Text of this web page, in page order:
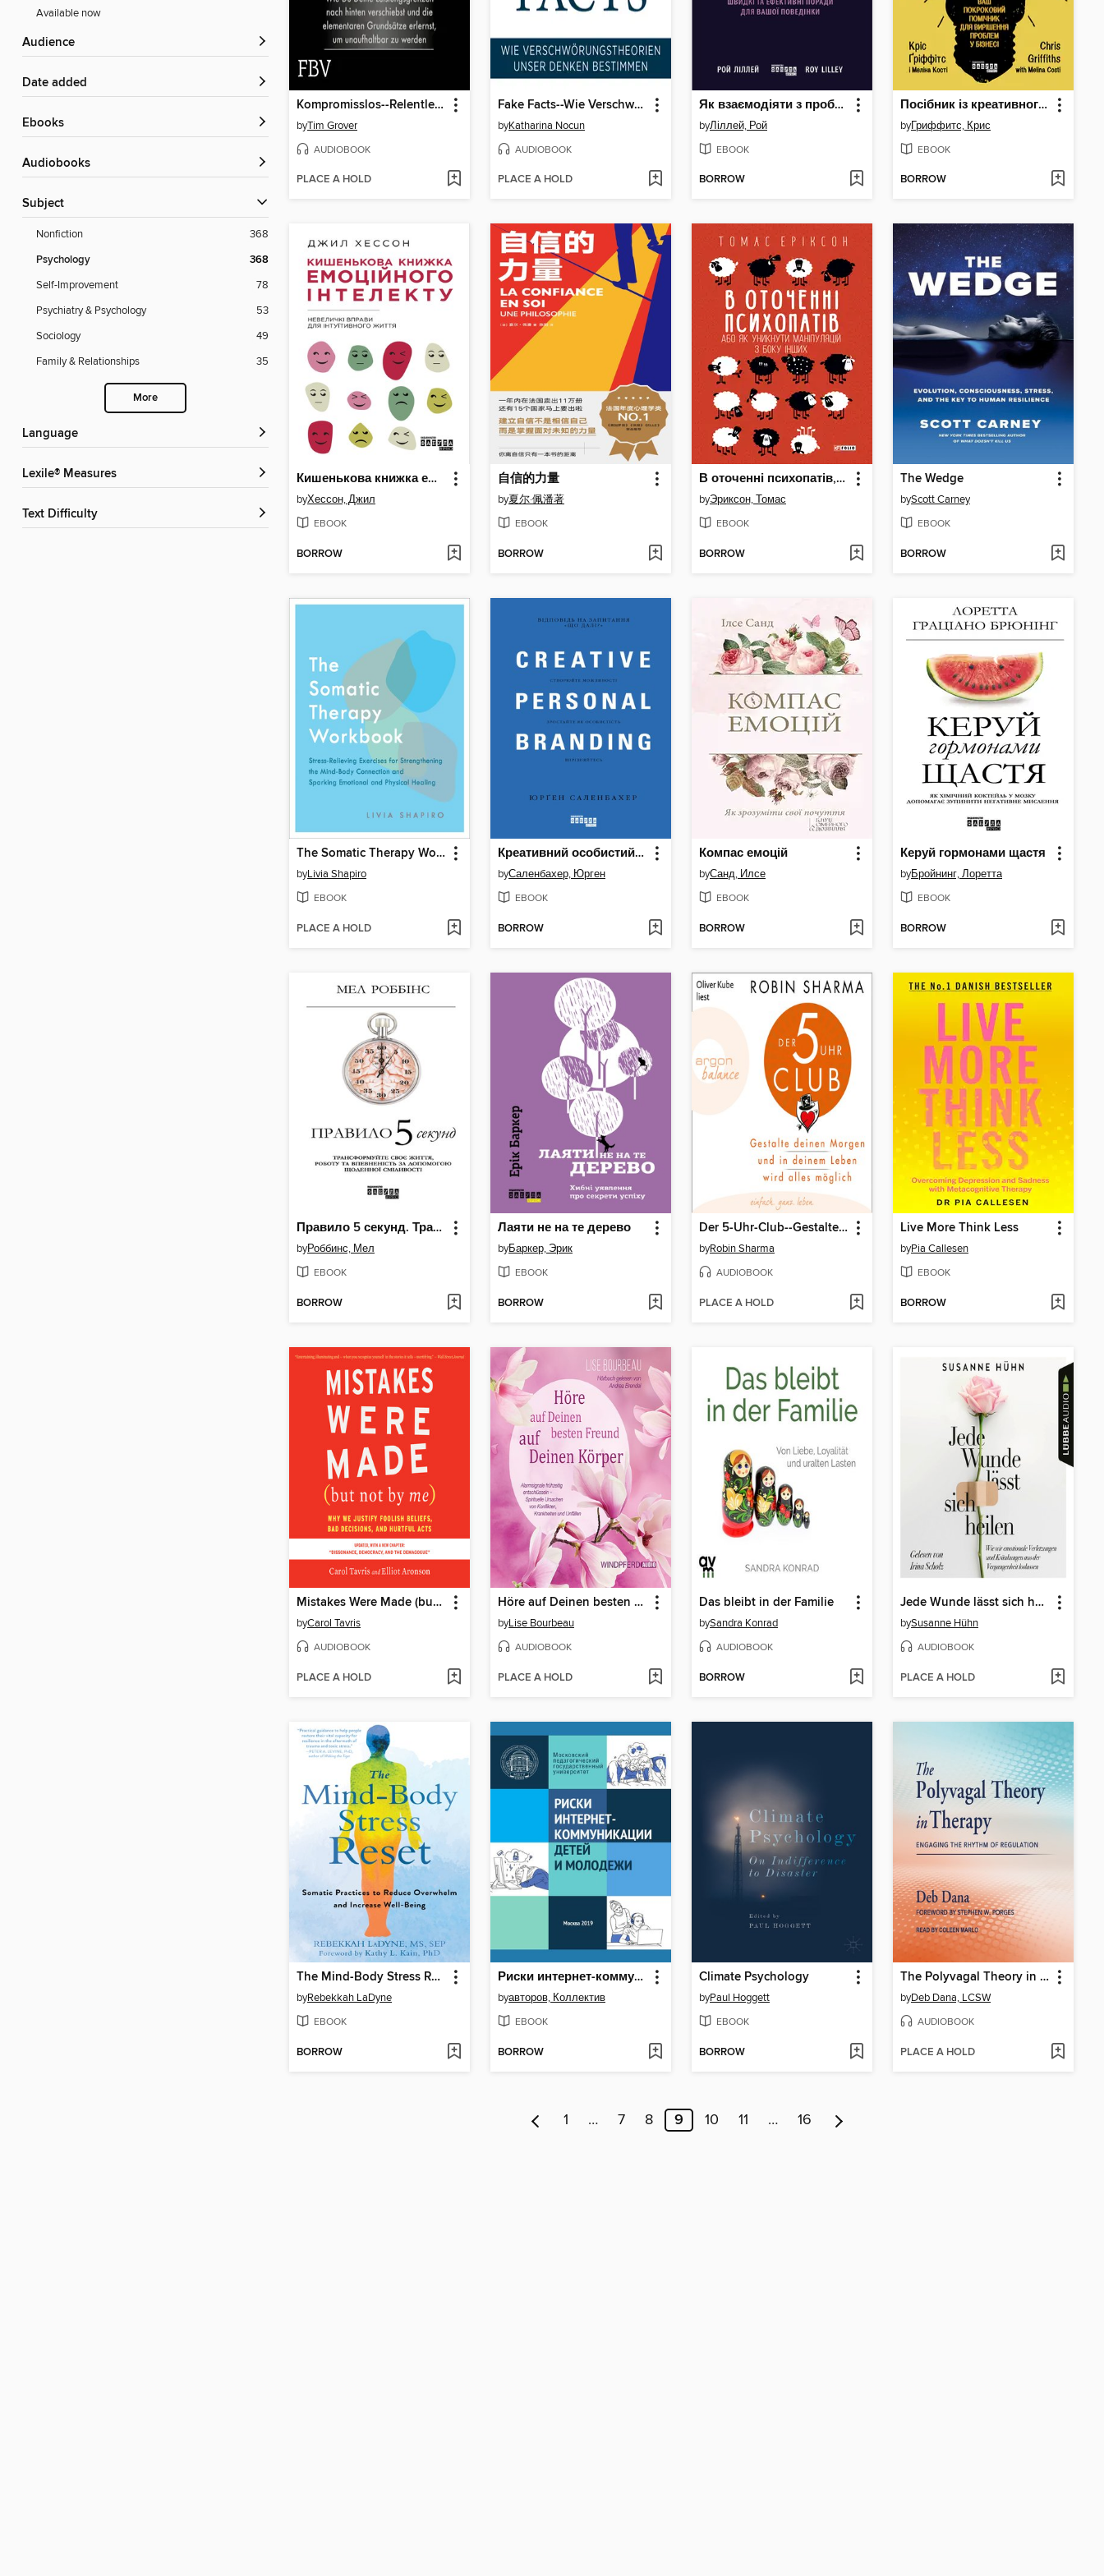
Available now
Audience
Date added
ebooks
Audiobooks
Subject
Nonfiction 368
Psychology 368
Self-Improvement
78
Psychiatry & Psychology
53
Sociology
49
Family & Relationships
35
More
Language
Lexile® Measures
Text Difficulty
Kompromisslos--Relentless
byTim Grover
AUDIOBOOK
PLACE A HOLD
Fake Facts--Wie Verschwörungstheorien unser Denken bestimmen
byKatharina Nocun
AUDIOBOOK
PLACE A HOLD
Як взаємодіяти з проблемними людьми
byЛіллей, Рой
EBOOK
BORROW
Посібник із креативного мислення
byГриффитс, Крис
EBOOK
BORROW
Кишенькова книжка емоційного інтелекту
byХессон, Джил
EBOOK
BORROW
自信的力量
by夏尔·佩潘著
EBOOK
BORROW
В оточенні психопатів, або Як уникнути маніпуляцій з боку інших
byЭриксон, Томас
EBOOK
BORROW
The Wedge
byScott Carney
EBOOK
BORROW
The Somatic Therapy Workbook
byLivia Shapiro
EBOOK
PLACE A HOLD
Креативний особистий брендинг
byСаленбахер, Юрген
EBOOK
BORROW
Компас емоцій
byСанд, Илсе
EBOOK
BORROW
Керуй гормонами щастя
byБройнинг, Лоретта
EBOOK
BORROW
Правило 5 секунд. Трансформуйте своє життя, роботу та впевненість за допомогою щоденної сміливості
byРоббинс, Мел
EBOOK
BORROW
Лаяти не на те дерево
byБаркер, Эрик
EBOOK
BORROW
Der 5-Uhr-Club--Gestalte deinen Morgen und in deinem Leben wird alles möglich (Ungekürzte Lesung)
byRobin Sharma
AUDIOBOOK
PLACE A HOLD
Live More Think Less
byPia Callesen
EBOOK
BORROW
Mistakes Were Made (but Not by Me)
byCarol Tavris
AUDIOBOOK
PLACE A HOLD
Höre auf Deinen besten Freund, auf Deinen Körper
byLise Bourbeau
AUDIOBOOK
PLACE A HOLD
Das bleibt in der Familie
bySandra Konrad
AUDIOBOOK
BORROW
Jede Wunde lässt sich heilen--Wie wir emotionale Verletzungen und Kränkungen aus der Vergangenheit loslassen
bySusanne Hühn
AUDIOBOOK
PLACE A HOLD
The Mind-Body Stress Reset
byRebekkah LaDyne
EBOOK
BORROW
Риски интернет-коммуникации детей и молодежи
byавторов, Коллектив
EBOOK
BORROW
Climate Psychology
byPaul Hoggett
EBOOK
BORROW
The Polyvagal Theory in Therapy
byDeb Dana, LCSW
AUDIOBOOK
PLACE A HOLD
1 … 7 8 9 10 11 … 16